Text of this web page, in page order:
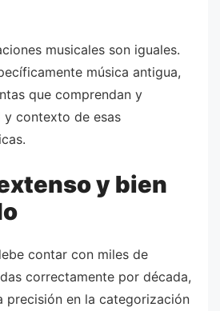
musicales son iguales.
música antigua,
que comprendan y
y contexto de esas
y bien
contar con miles de
correctamente por década,
precisión en la categorización